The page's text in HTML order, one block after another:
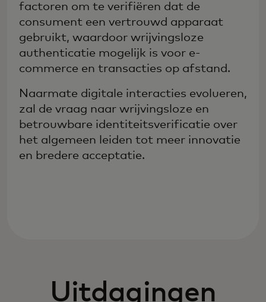
factoren om te verifiëren dat de
consument een vertrouwd apparaat
gebruikt, waardoor wrijvingsloze
authenticatie mogelijk is voor e-
commerce en transacties op afstand.
Naarmate digitale interacties evolueren,
zal de vraag naar wrijvingsloze en
betrouwbare identiteitsverificatie over
het algemeen leiden tot meer innovatie
en bredere acceptatie.
Uitdagingen